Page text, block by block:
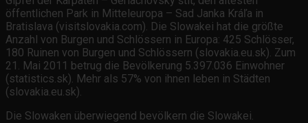
öffentlichen Park in Mitteleuropa – Sad Janka Kráľa in
Bratislava (visitslovakia.com). Die Slowakei hat die größte
Anzahl von Burgen und Schlössern in Europa: 425 Schlösser,
180 Ruinen von Burgen und Schlössern (slovakia.eu.sk). Zum
21. Mai 2011 betrug die Bevölkerung 5.397.036 Einwohner
(statistics.sk). Mehr als 57% von ihnen leben in Städten
(slovakia.eu.sk).
Die Slowaken überwiegend bevölkern die Slowakei.